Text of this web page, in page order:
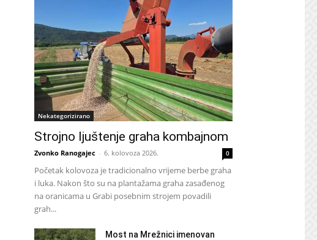
Nekategorizirano
Strojno ljuštenje graha kombajnom
Zvonko Ranogajec - 6. kolovoza 2026. 0
Početak kolovoza je tradicionalno vrijeme berbe graha
i luka. Nakon što su na plantažama graha zasađenog
na oranicama u Grabi posebnim strojem povadili
grah...
Most na Mrežnici imenovan